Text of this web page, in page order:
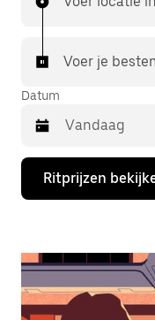
Voer je
Datum
Druk
de
de
te
openen
Ritprijzen